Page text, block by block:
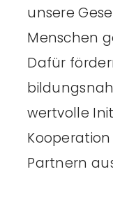
unsere
Menschen
Dafür
wertvolle
Partnern